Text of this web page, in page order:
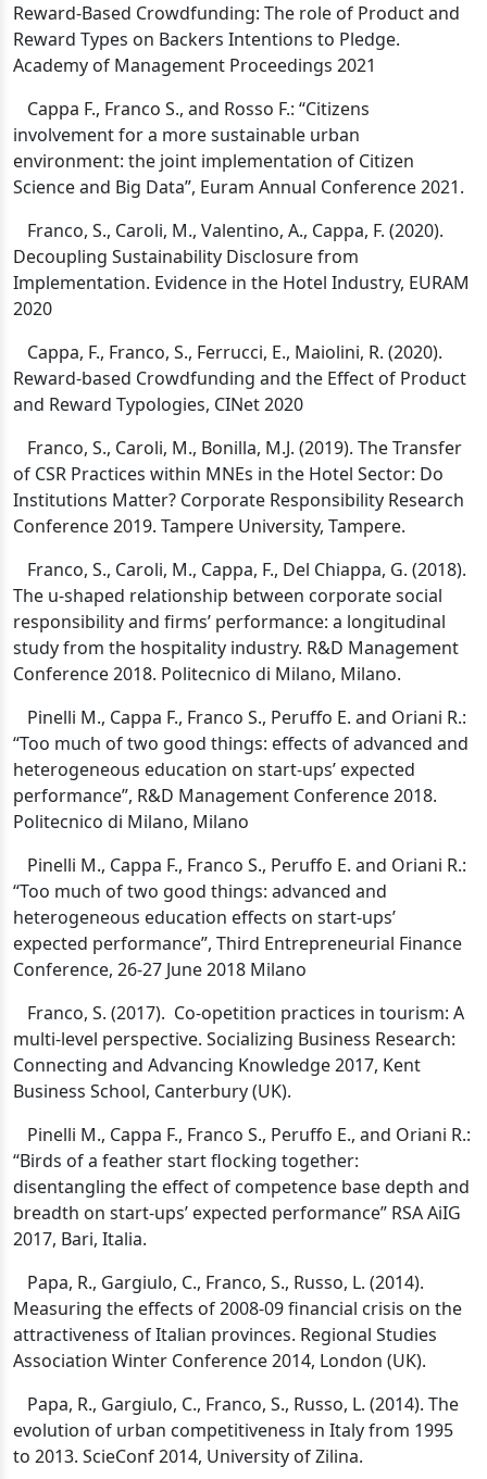
Reward-Based Crowdfunding: The role of Product and
Reward Types on Backers Intentions to Pledge.
Academy of Management Proceedings 2021
Cappa F., Franco S., and Rosso F.: “Citizens
involvement for a more sustainable urban
environment: the joint implementation of Citizen
Science and Big Data”, Euram Annual Conference 2021.
Franco, S., Caroli, M., Valentino, A., Cappa, F. (2020).
Decoupling Sustainability Disclosure from
Implementation. Evidence in the Hotel Industry, EURAM
2020
Cappa, F., Franco, S., Ferrucci, E., Maiolini, R. (2020).
Reward-based Crowdfunding and the Effect of Product
and Reward Typologies, CINet 2020
Franco, S., Caroli, M., Bonilla, M.J. (2019). The Transfer
of CSR Practices within MNEs in the Hotel Sector: Do
Institutions Matter? Corporate Responsibility Research
Conference 2019. Tampere University, Tampere.
Franco, S., Caroli, M., Cappa, F., Del Chiappa, G. (2018).
The u-shaped relationship between corporate social
responsibility and firms’ performance: a longitudinal
study from the hospitality industry. R&D Management
Conference 2018. Politecnico di Milano, Milano.
Pinelli M., Cappa F., Franco S., Peruffo E. and Oriani R.:
“Too much of two good things: effects of advanced and
heterogeneous education on start-ups’ expected
performance”, R&D Management Conference 2018.
Politecnico di Milano, Milano
Pinelli M., Cappa F., Franco S., Peruffo E. and Oriani R.:
“Too much of two good things: advanced and
heterogeneous education effects on start-ups’
expected performance”, Third Entrepreneurial Finance
Conference, 26-27 June 2018 Milano
Franco, S. (2017). Co-opetition practices in tourism: A
multi-level perspective. Socializing Business Research:
Connecting and Advancing Knowledge 2017, Kent
Business School, Canterbury (UK).
Pinelli M., Cappa F., Franco S., Peruffo E., and Oriani R.:
“Birds of a feather start flocking together:
disentangling the effect of competence base depth and
breadth on start-ups’ expected performance” RSA AiIG
2017, Bari, Italia.
Papa, R., Gargiulo, C., Franco, S., Russo, L. (2014).
Measuring the effects of 2008-09 financial crisis on the
attractiveness of Italian provinces. Regional Studies
Association Winter Conference2014, London (UK).
Papa, R., Gargiulo, C., Franco, S., Russo, L. (2014). The
evolution of urban competitiveness in Italy from 1995
to 2013. ScieConf 2014, University of Zilina.